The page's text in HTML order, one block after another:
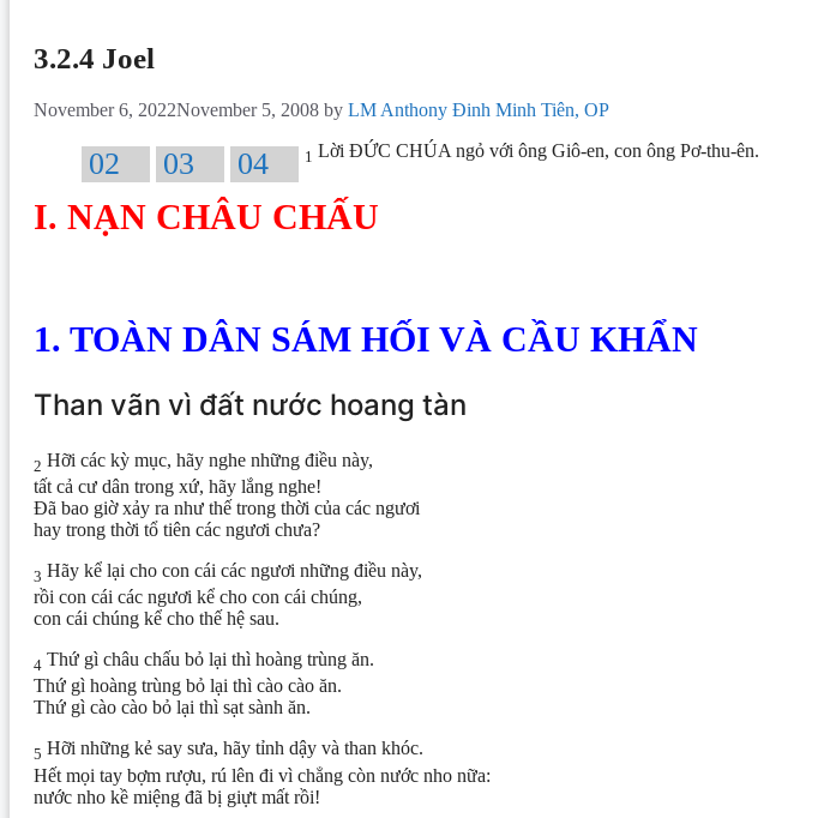
3.2.4 Joel
November 6, 2022November 5, 2008 by LM Anthony Đinh Minh Tiên, OP
02 03 04 1 Lời ĐỨC CHÚA ngỏ với ông Giô-en, con ông Pơ-thu-ên.
I. NẠN CHÂU CHẤU
1. TOÀN DÂN SÁM HỐI VÀ CẦU KHẨN
Than vãn vì đất nước hoang tàn
2 Hỡi các kỳ mục, hãy nghe những điều này,
tất cả cư dân trong xứ, hãy lắng nghe!
Đã bao giờ xảy ra như thế trong thời của các ngươi
hay trong thời tổ tiên các ngươi chưa?
3 Hãy kể lại cho con cái các ngươi những điều này,
rồi con cái các ngươi kể cho con cái chúng,
con cái chúng kể cho thế hệ sau.
4 Thứ gì châu chấu bỏ lại thì hoàng trùng ăn.
Thứ gì hoàng trùng bỏ lại thì cào cào ăn.
Thứ gì cào cào bỏ lại thì sạt sành ăn.
5 Hỡi những kẻ say sưa, hãy tỉnh dậy và than khóc.
Hết mọi tay bợm rượu, rú lên đi vì chẳng còn nước nho nữa:
nước nho kề miệng đã bị giựt mất rồi!